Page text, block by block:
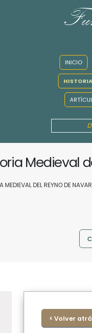
INICIO
HISTORIA
Medieval
MEDIEVAL DEL REYNO DE
< Volver